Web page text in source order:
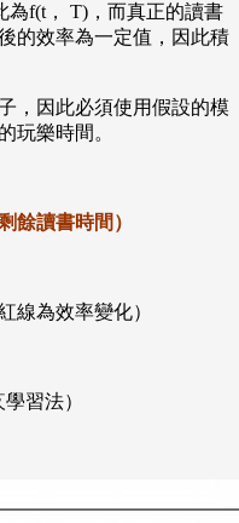
為f(t， T)，而真正的讀書
的效率為一定值，因此積
，因此必須使用假設的模
玩樂時間。
餘讀書時間）
線為效率變化）
習法）